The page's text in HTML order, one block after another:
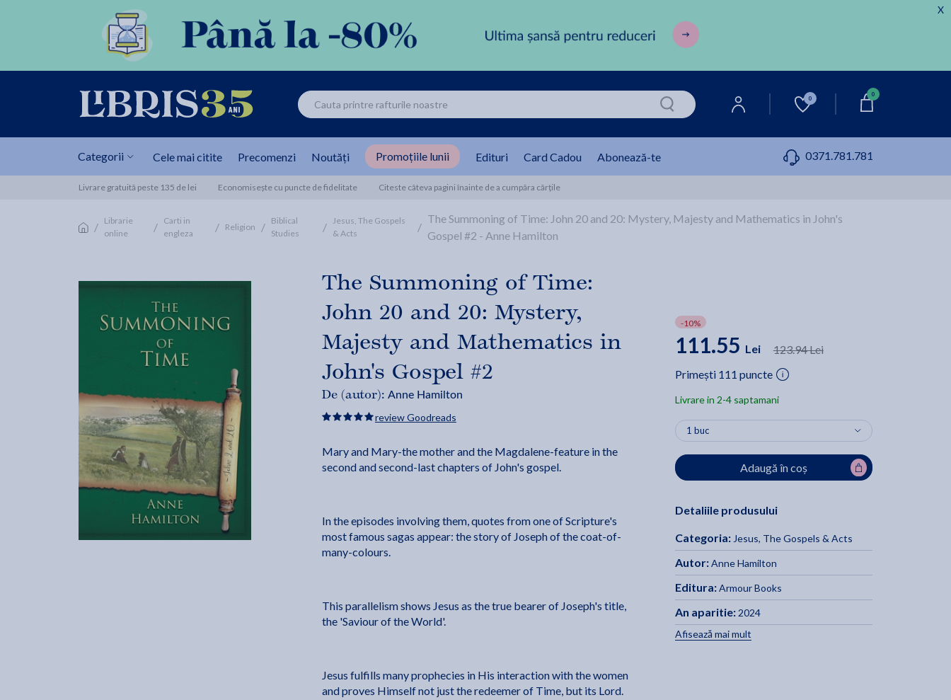
X
0
0
Categorii Cele mai citite Precomenzi Noutăți Promoțiile lunii Edituri Card Cadou Abonează-te 0371.781.781
Livrare gratuită peste 135 de lei Economisește cu puncte de fidelitate Citeste câteva pagini înainte de a cumpăra cărțile
/ Librarie
online
/
Carti in
engleza
/ Religion / Biblical
Studies
/ Jesus, The Gospels
& Acts
/
The Summoning of Time: John 20 and 20: Mystery, Majesty and Mathematics in John's
Gospel #2 - Anne Hamilton
The Summoning of Time:
John 20 and 20: Mystery,
Majesty and Mathematics in
John's Gospel #2
De (autor): Anne Hamilton
review Goodreads
Mary and Mary-the mother and the Magdalene-feature in the
second and second-last chapters of John's gospel.
In the episodes involving them, quotes from one of Scripture's
most famous sagas appear: the story of Joseph of the coat-of-
many-colours.
This parallelism shows Jesus as the true bearer of Joseph's title,
the 'Saviour of the World'.
Jesus fulfills many prophecies in His interaction with the women
and proves Himself not just the redeemer of Time, but its Lord.
-10%
111.55 Lei
123.94 Lei
Primești 111 puncte
Livrare in 2-4 saptamani
Adaugă în coș
Detaliile produsului
Categoria: Jesus, The Gospels & Acts
Autor:Anne Hamilton
Editura:Armour Books
An aparitie:2024
Afisează mai mult